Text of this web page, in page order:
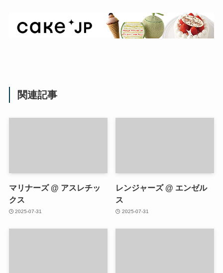
関連記事
マリナーズ @ アスレチッ
クス
2025-07-31
レンジャーズ @ エンゼル
ス
2025-07-31